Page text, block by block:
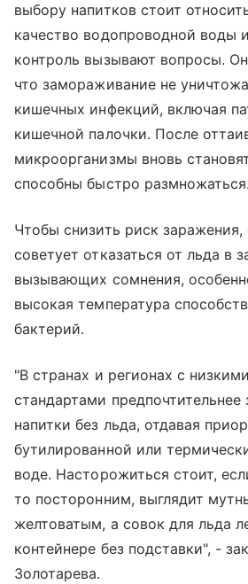
выбору напитков стоит
качество водопроводной воды
контроль вызывают вопросы.
что замораживание не
кишечных инфекций, включая
кишечной палочки. После
микроорганизмы вновь
способны быстро размножаться.
Чтобы снизить риск заражения,
советует отказаться от льда в
вызывающих сомнения,
высокая температура
бактерий.
"В странах и регионах с
стандартами предпочтительнее
напитки без льда, отдавая
бутилированной или
воде. Насторожиться стоит,
то посторонним, выглядит
желтоватым, а совок для льда
контейнере без подставки", -
Золотарева.